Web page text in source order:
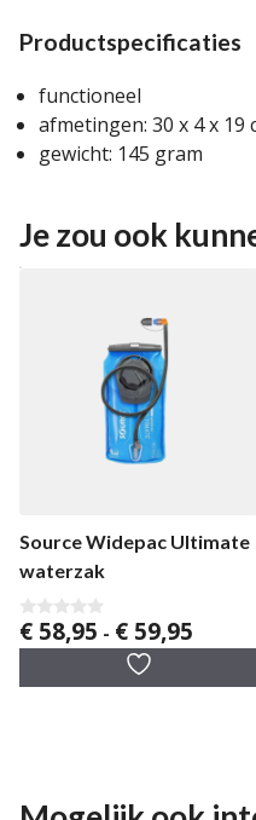
Productspecificaties
functioneel
afmetingen: 30 x 4 x 19
gewicht: 145 gram
Je zou ook
Source Widepac Ultimate
waterzak
0
v
5
€ 58,95 - € 59,95
€ 58,95